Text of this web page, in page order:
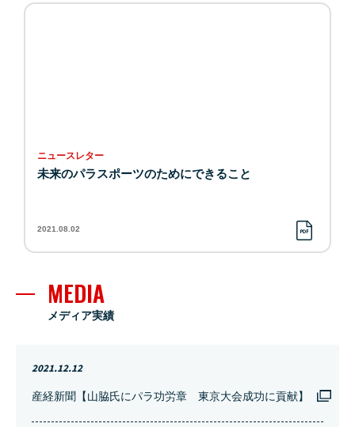
ニュースレター
未来のパラスポーツのためにできること
2021.08.02
MEDIA
メディア実績
2021.12.12
産経新聞【山脇氏にパラ功労章 東京大会成功に貢献】